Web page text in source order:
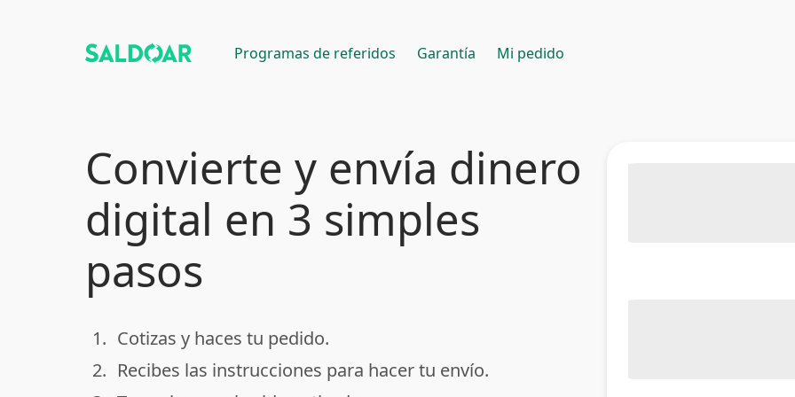
Programas de referidos Garantía Mi pedido
Convierte y envía dinero
digital en 3 simples
pasos
done
1. Cotizas y haces tu pedido.
done
2. Recibes las instrucciones para hacer tu envío.